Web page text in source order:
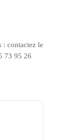
: contactez le
73 95 26